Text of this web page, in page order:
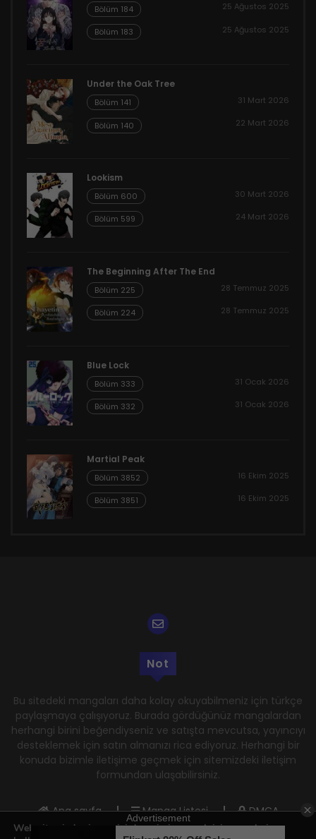
Bölüm 184 25 Ağustos 2025
Bölüm 183 25 Ağustos 2025
Under the Oak Tree
Bölüm 141 31 Mart 2026
Bölüm 140 22 Mart 2026
Lookism
Bölüm 600 30 Mart 2026
Bölüm 599 24 Mart 2026
The Beginning After The End
Bölüm 225 28 Temmuz 2025
Bölüm 224 28 Temmuz 2025
Blue Lock
Bölüm 333 31 Ocak 2026
Bölüm 332 31 Ocak 2026
Martial Peak
Bölüm 3852 16 Ekim 2025
Bölüm 3851 16 Ekim 2025
Not
Bu sitedeki mangaları daha kolay okuyabilmeniz için türkçe
paylaşmaya çalışıyoruz. Burada gördüğünüz mangalardan
herhangi birini beğendiyseniz ve satışta mevcutsa, yayıncıyı
desteklemek için satın almanızı rica ediyoruz. Herhangi bir
konuda bizimle iletişime geçmek için sitemizdeki iletişim
formundan ulaşabilirsiniz.
Ana sayfa Manga Listesi
DMCA
Gizlilik Politikası
Kullanım Şartları
Web sitemizde size en iyi deneyimi sunmak için çerezleri